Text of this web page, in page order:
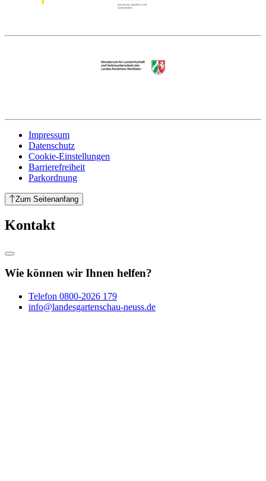
Impressum
Datenschutz
Cookie-Einstellungen
Barrierefreiheit
Parkordnung
Zum Seitenanfang
Kontakt
Wie können wir Ihnen helfen?
Telefon 0800-2026 179
info@landesgartenschau-neuss.de